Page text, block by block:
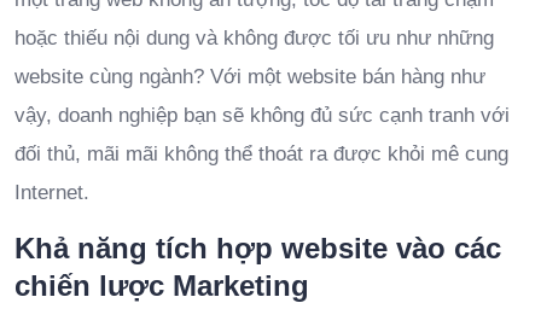
hoặc thiếu nội dung và không được tối ưu như những
website cùng ngành? Với một website bán hàng như
vậy, doanh nghiệp bạn sẽ không đủ sức cạnh tranh với
đối thủ, mãi mãi không thể thoát ra được khỏi mê cung
Internet.
Khả năng tích hợp website vào các
chiến lược Marketing